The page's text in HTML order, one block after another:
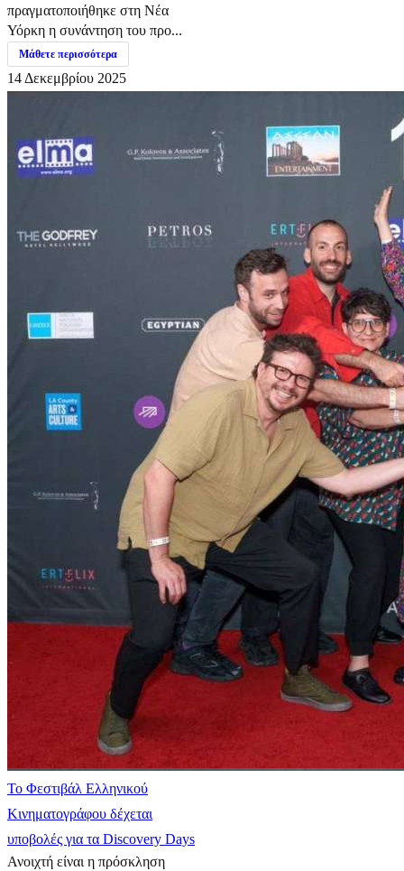
πραγματοποιήθηκε στη Νέα
Υόρκη η συνάντηση του προ...
Μάθετε περισσότερα
14 Δεκεμβρίου 2025
Το Φεστιβάλ Ελληνικού
Κινηματογράφου δέχεται
υποβολές για τα Discovery Days
Ανοιχτή είναι η πρόσκληση